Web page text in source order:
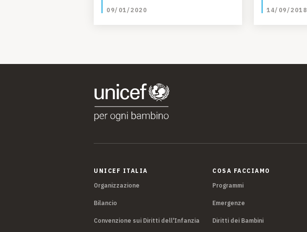
09/01/2020 14/09/2018
UNICEF ITALIA
Organizzazione
Bilancio
Convenzione sui Diritti dell'Infanzia
COSA FACCIAMO
Programmi
Emergenze
Diritti dei Bambini